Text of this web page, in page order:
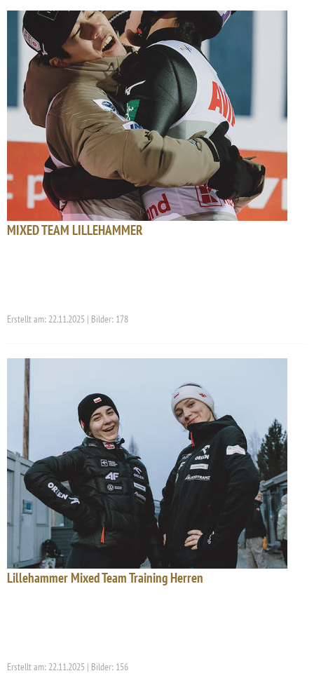
MIXED TEAM LILLEHAMMER
Erstellt am: 22.11.2025 | Bilder: 178
Lillehammer Mixed Team Training Herren
Erstellt am: 22.11.2025 | Bilder: 156